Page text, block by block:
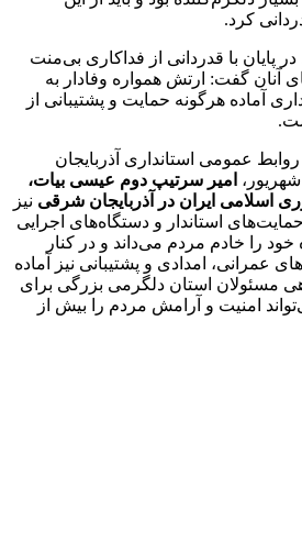
کرد.
در پایان با قدردانی از فداکاری بی‌منت
آنان گفت: ارتش همواره وفادار به
آماده هرگونه حمایت و پشتیبانی از
عمومی استانداری آذربایجان
امیر سرتیپ دوم عیسی بیات،
اسلامی ایران در آذربایجان شرقی نیز
حمایت‌های استاندار و دستگاه‌های اجرایی
را خادم مردم می‌داند و در کنار
عمرانی، امدادی و پشتیبانی نیز آماده
مسئولان استان دلگرمی بزرگی برای
امنیت و آرامش مردم را بیش از